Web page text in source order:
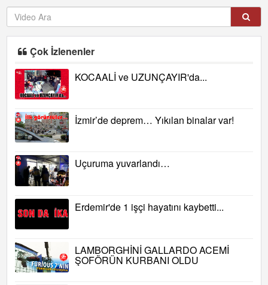
Çok İzlenenler
KOCAALİ ve UZUNÇAYIR'da...
İzmir’de deprem… Yıkılan binalar var!
Uçuruma yuvarlandı…
Erdemir'de 1 işçi hayatını kaybetti...
LAMBORGHİNİ GALLARDO ACEMİ
ŞOFÖRÜN KURBANI OLDU